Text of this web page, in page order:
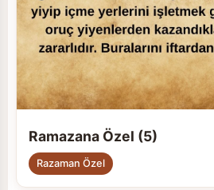
Ramazana Özel (5)
Razaman Özel